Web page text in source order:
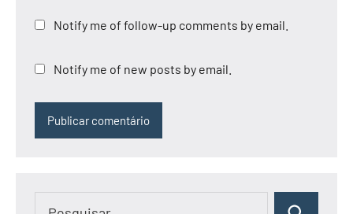
Notify me of follow-up comments by email.
Notify me of new posts by email.